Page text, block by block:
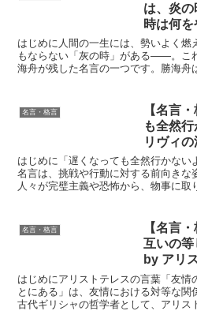
は、炎
時は何
い。そ
が一番
って何か
られる
はじめに人間の一生には、勢いよく燃
もならない「灰の時」がある——。こ
海舟が残した名言の一つです。勝海舟
名言・格言
【名言
も全然
リヴィ
はじめに「遅くなっても全然行かない
名言は、挑戦や行動に対する前向きな
人々が完璧主義や恐怖から、物事に取
名言・格言
【名言
互いの等
by アリ
得られる
はじめにアリストテレスの言葉「友情
とにある」は、友情における対等な関
古代ギリシャの哲学者として、アリス